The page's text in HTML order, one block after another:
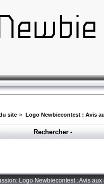
site » Logo Newbiecontest : Avis
Rechercher
Logo Newbiecontest : Avis